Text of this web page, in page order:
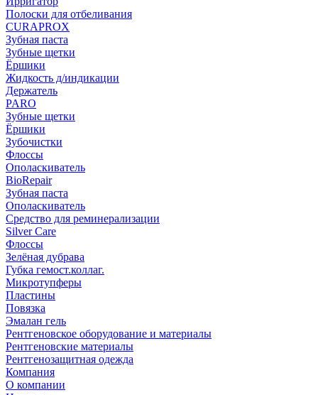
Полоски для отбеливания
CURAPROX
Зубная паста
Зубные щетки
Ёршики
Жидкость д/индикации
Держатель
PARO
Зубные щетки
Ёршики
Зубочистки
Флоссы
Ополаскиватель
BioRepair
Зубная паста
Ополаскиватель
Средство для реминерализации
Silver Care
Флоссы
Зелёная дубрава
Губка гемост.коллаг.
Микротупферы
Пластины
Повязка
Эмалан гель
Рентгеновское оборудование и материалы
Рентгеновские материалы
Рентгенозащитная одежда
Компания
О компании